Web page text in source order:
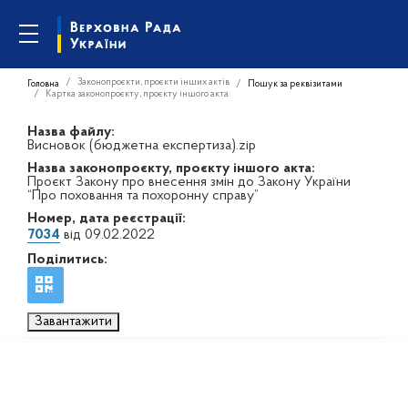
Головна Законопроєкти, проєкти інших актів
Пошук за реквізитами
Картка законопроєкту, проєкту іншого акта
Назва файлу:
Висновок (бюджетна експертиза).zip
Назва законопроєкту, проєкту іншого акта:
Проєкт Закону про внесення змін до Закону України
“Про поховання та похоронну справу”
Номер, дата реєстрації:
7034 від 09.02.2022
Поділитись:
Завантажити